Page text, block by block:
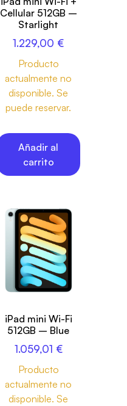
Cellular 512GB –
Starlight
1.229,00 €
Producto
actualmente no
disponible. Se
puede reservar.
Añadir al
carrito
iPad mini Wi-Fi
512GB – Blue
1.059,01 €
Producto
actualmente no
disponible. Se